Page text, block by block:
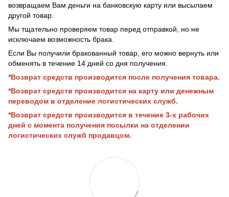
возвращаем Вам деньги на банковскую карту или высылаем
другой товар.
Мы тщательно проверяем товар перед отправкой, но не
исключаем возможность брака.
Если Вы получили бракованный товар, его можно вернуть или
обменять в течение 14 дней со дня получения.
*Возврат средств производится после получения товара.
*Возврат средств производится на карту или денежным
переводом в отделение логистических служб.
*Возврат средств производится в течение 3-х рабочих
дней с момента получения посылки на отделении
логистических служб продавцом.